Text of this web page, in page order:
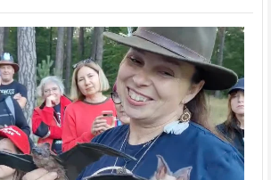
–
prawdziwy
skarb
natury
[wideo]